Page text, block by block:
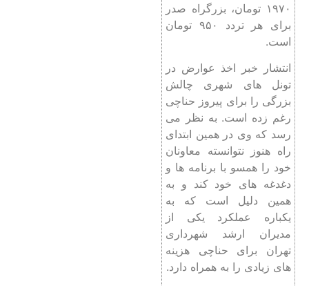
۱۹۷۰ تومان، بزرگراه صدر
برای هر تردد ۹۵۰ تومان
است.
انتشار خبر اخذ عوارض در
تونل های شهری چالش
بزرگی را برای پیروز حناچی
رغم زده است. به نظر می
رسد که وی در همین ابتدای
راه هنوز نتوانسته معاونان
خود را همسو با برنامه ها و
دغدغه های خود کند و به
همین دلیل است که به
یکباره عملکرد یکی از
مدیران ارشد شهرداری
تهران برای حناچی هزینه
های زیادی را به همراه دارد.